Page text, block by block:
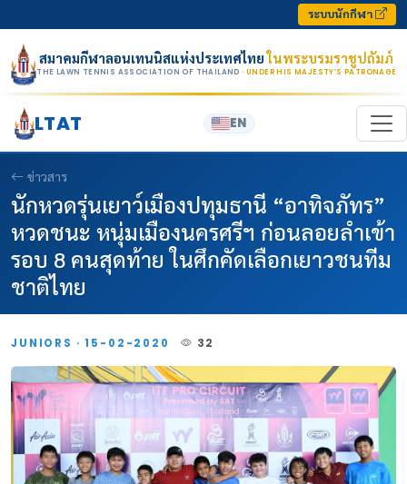
ระบบนักกีฬา
สมาคมกีฬาลอนเทนนิสแห่งประเทศไทยในพระบรมราชูปถัมภ์
THE LAWN TENNIS ASSOCIATION OF THAILAND · UNDER HIS MAJESTY’S PATRONAGE
LTAT EN
ข่าวสาร
นักหวดรุ่นเยาว์เมืองปทุมธานี “อาทิจภัทร”
หวดชนะ หนุ่มเมืองนครศรีฯ ก่อนลอยลำเข้า
รอบ 8 คนสุดท้าย ในศึกคัดเลือกเยาวชนทีม
ชาติไทย
JUNIORS · 15-02-2020 32